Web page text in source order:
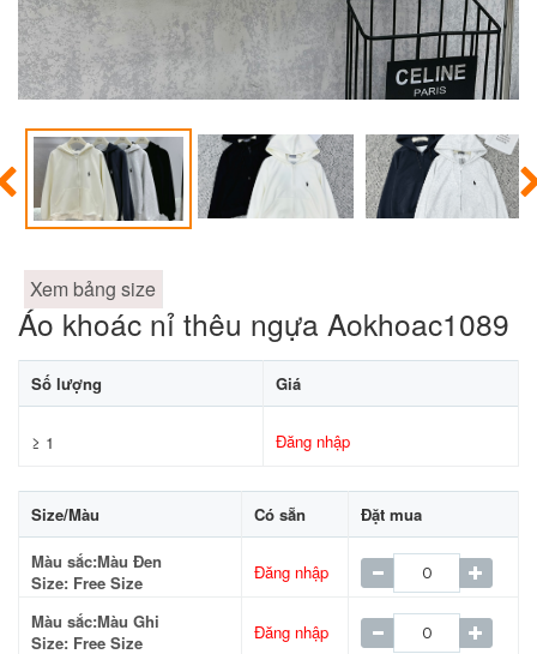
Xem bảng size
Áo khoác nỉ thêu ngựa Aokhoac1089
Số lượng Giá
≥ 1 Đăng nhập
Size/Màu Có sẵn Đặt mua
Màu sắc:Màu Đen
Size: Free Size
Đăng nhập
Màu sắc:Màu Ghi
Size: Free Size
Đăng nhập